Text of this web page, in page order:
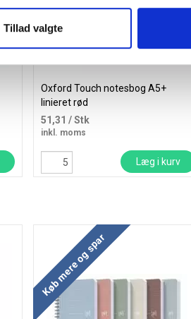
Tillad valgte
Oxford Touch notesbog A5+
linieret rød
51,31 / Stk
inkl. moms
Læg i kurv
Køb mere og spar